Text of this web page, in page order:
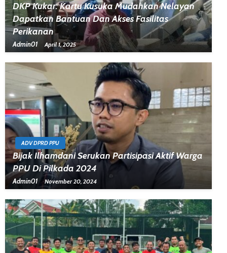
DKP Kukar: Kartu Kusuka Mudahkan Nelayan
Dapatkan Bantuan Dan Akses Fasilitas
Perikanan
Admin01 April 1, 2025
ADV DPRD PPU
Bijak Ilhamdani Serukan Partisipasi Aktif Warga
PPU Di Pilkada 2024
Admin01 November 20, 2024